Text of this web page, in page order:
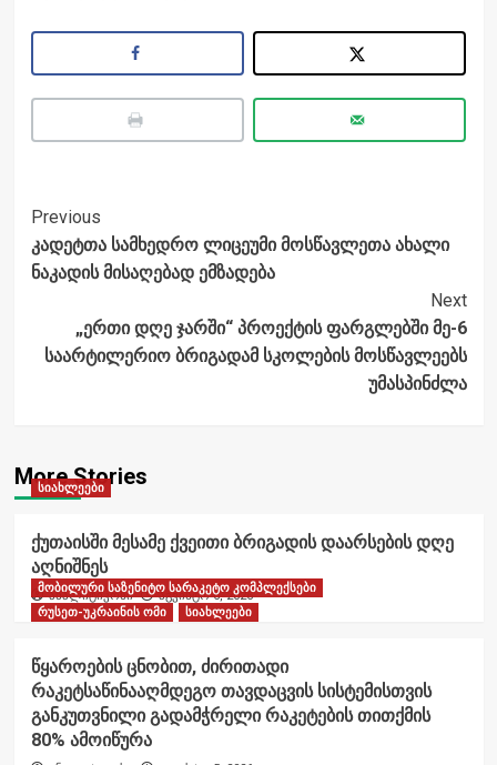
Post
Navigation
Previous
კადეტთა სამხედრო ლიცეუმი მოსწავლეთა ახალი
ნაკადის მისაღებად ემზადება
Next
„ერთი დღე ჯარში“ პროექტის ფარგლებში მე-6
საარტილერიო ბრიგადამ სკოლების მოსწავლეებს
უმასპინძლა
More Stories
სიახლეები
ქუთაისში მესამე ქვეითი ბრიგადის დაარსების დღე
აღნიშნეს
ანალიტიკოსი აგვისტო 6, 2026
მობილური საზენიტო სარაკეტო კომპლექსები
რუსეთ-უკრაინის ომი
სიახლეები
წყაროების ცნობით, ძირითადი
რაკეტსაწინააღმდეგო თავდაცვის სისტემისთვის
განკუთვნილი გადამჭრელი რაკეტების თითქმის
80% ამოიწურა